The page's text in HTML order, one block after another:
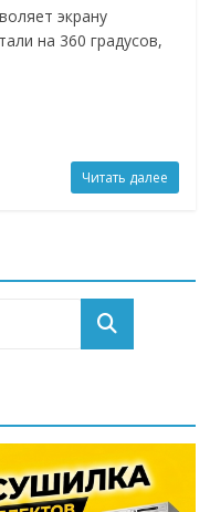
экрану
на 360 градусов,
Читать далее